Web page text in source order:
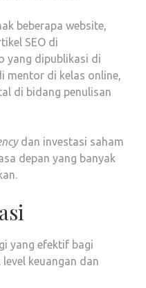
beberapa website,
SEO di
yang dipublikasi di
mentor di kelas online,
di bidang penulisan
dan investasi saham
depan yang banyak
yang efektif bagi
keuangan dan